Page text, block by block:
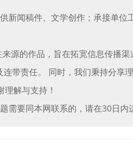
新闻稿件、文学创作；承接单
源的作品，旨在拓宽信息传播
带责任。 同时，我们秉持分享
解与支持！
需要同本网联系的，请在30日内